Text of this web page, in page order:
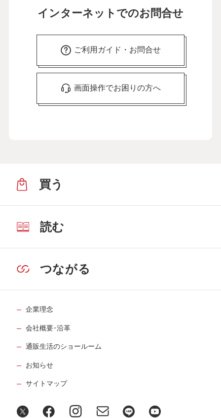
インターネットでのお問合せ
ご利用ガイド・お問合せ
画面操作でお困りの方へ
買う
読む
つながる
企業理念
会社概要･沿革
通販生活のショールーム
お知らせ
サイトマップ